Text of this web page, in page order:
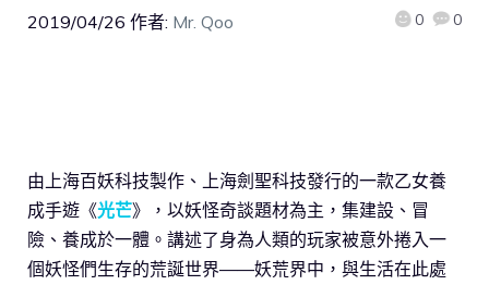
2019/04/26 作者: Mr. Qoo 0 0
由上海百妖科技製作、上海劍聖科技發行的一款乙女養
成手遊《光芒》，以妖怪奇談題材為主，集建設、冒
險、養成於一體。講述了身為人類的玩家被意外捲入一
個妖怪們生存的荒誕世界——妖荒界中，與生活在此處